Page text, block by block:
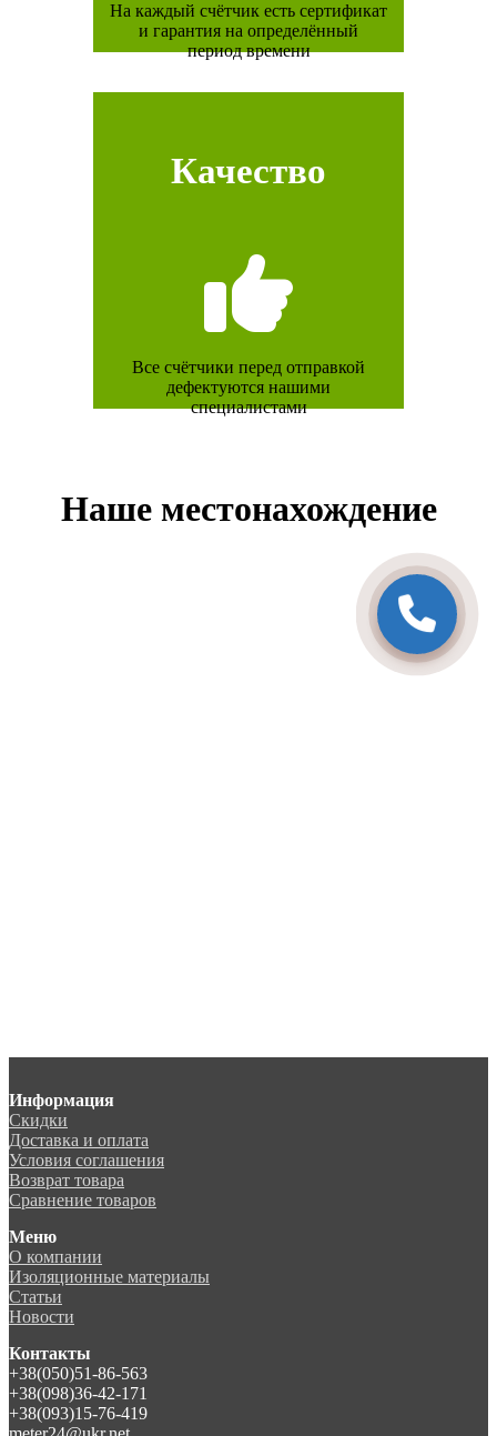
На каждый счётчик есть сертификат
и гарантия на определённый
период времени
Качество
Все счётчики перед отправкой
дефектуются нашими
специалистами
Наше местонахождение
Информация
Скидки
Доставка и оплата
Условия соглашения
Возврат товара
Сравнение товаров
Меню
О компании
Изоляционные материалы
Статьи
Новости
Контакты
+38(050)51-86-563
+38(098)36-42-171
+38(093)15-76-419